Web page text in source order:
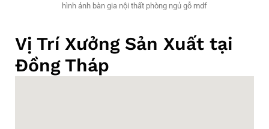
hình ảnh bàn gia nội thất phòng ngủ gỗ mdf
Vị Trí Xưởng Sản Xuất tại
Đồng Tháp